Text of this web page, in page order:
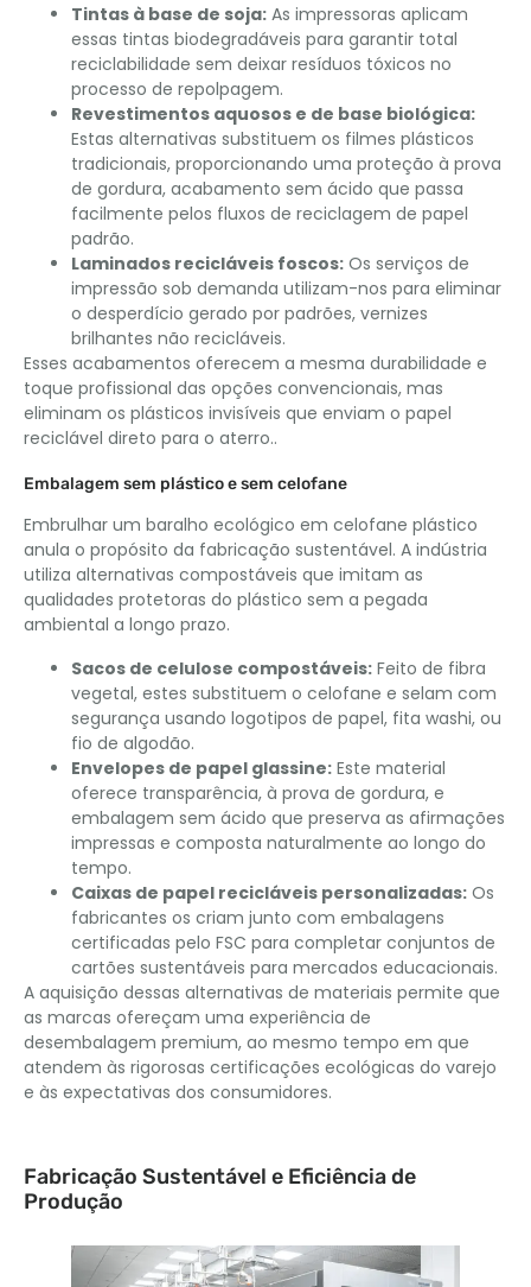
Tintas à base de soja: As impressoras aplicam
essas tintas biodegradáveis ​​para garantir total
reciclabilidade sem deixar resíduos tóxicos no
processo de repolpagem.
Revestimentos aquosos e de base biológica:
Estas alternativas substituem os filmes plásticos
tradicionais, proporcionando uma proteção à prova
de gordura, acabamento sem ácido que passa
facilmente pelos fluxos de reciclagem de papel
padrão.
Laminados recicláveis ​​foscos: Os serviços de
impressão sob demanda utilizam-nos para eliminar
o desperdício gerado por padrões, vernizes
brilhantes não recicláveis.
Esses acabamentos oferecem a mesma durabilidade e
toque profissional das opções convencionais, mas
eliminam os plásticos invisíveis que enviam o papel
reciclável direto para o aterro..
Embalagem sem plástico e sem celofane
Embrulhar um baralho ecológico em celofane plástico
anula o propósito da fabricação sustentável. A indústria
utiliza alternativas compostáveis ​​que imitam as
qualidades protetoras do plástico sem a pegada
ambiental a longo prazo.
Sacos de celulose compostáveis: Feito de fibra
vegetal, estes substituem o celofane e selam com
segurança usando logotipos de papel, fita washi, ou
fio de algodão.
Envelopes de papel glassine: Este material
oferece transparência, à prova de gordura, e
embalagem sem ácido que preserva as afirmações
impressas e composta naturalmente ao longo do
tempo.
Caixas de papel recicláveis ​​personalizadas: Os
fabricantes os criam junto com embalagens
certificadas pelo FSC para completar conjuntos de
cartões sustentáveis ​​para mercados educacionais.
A aquisição dessas alternativas de materiais permite que
as marcas ofereçam uma experiência de
desembalagem premium, ao mesmo tempo em que
atendem às rigorosas certificações ecológicas do varejo
e às expectativas dos consumidores.
Fabricação Sustentável e Eficiência de
Produção